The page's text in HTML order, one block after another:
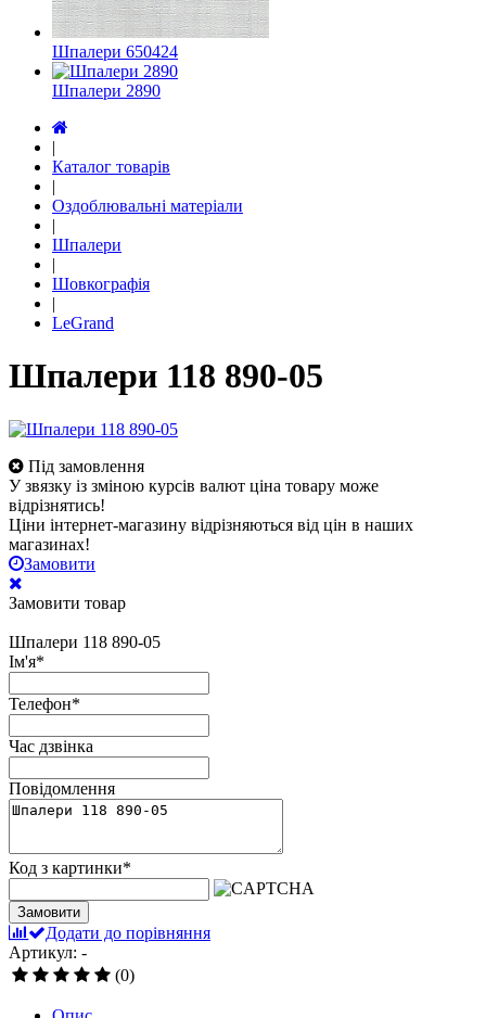
Шпалери 650424
Шпалери 2890
|
Каталог товарів
|
Оздоблювальні матеріали
|
Шпалери
|
Шовкографія
|
LeGrand
Шпалери 118 890-05
Під замовлення
У звязку із зміною курсів валют ціна товару може
відрізнятись!
Ціни інтернет-магазину відрізняються від цін в наших
магазинах!
Замовити
Замовити товар
Шпалери 118 890-05
Ім'я*
Телефон*
Час дзвінка
Повідомлення
Код з картинки*
Замовити
Додати до порівняння
Артикул: -
(0)